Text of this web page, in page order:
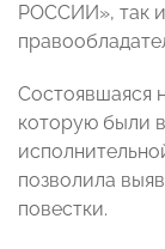
РОССИИ», так
Состоявшаяся
которую были
позволила
повестки.